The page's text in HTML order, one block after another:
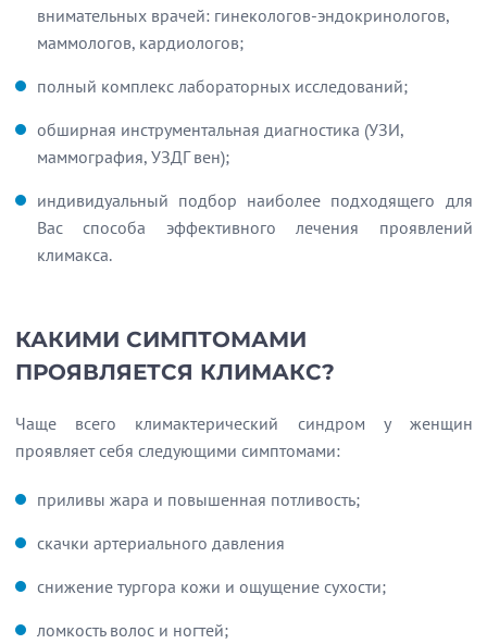
внимательных врачей: гинекологов-эндокринологов,
маммологов, кардиологов;
полный комплекс лабораторных исследований;
обширная инструментальная диагностика (УЗИ,
маммография, УЗДГ вен);
индивидуальный подбор наиболее подходящего для
Вас способа эффективного лечения проявлений
климакса.
КАКИМИ СИМПТОМАМИ
ПРОЯВЛЯЕТСЯ КЛИМАКС?
Чаще всего климактерический синдром у женщин
проявляет себя следующими симптомами:
приливы жара и повышенная потливость;
скачки артериального давления
снижение тургора кожи и ощущение сухости;
ломкость волос и ногтей;